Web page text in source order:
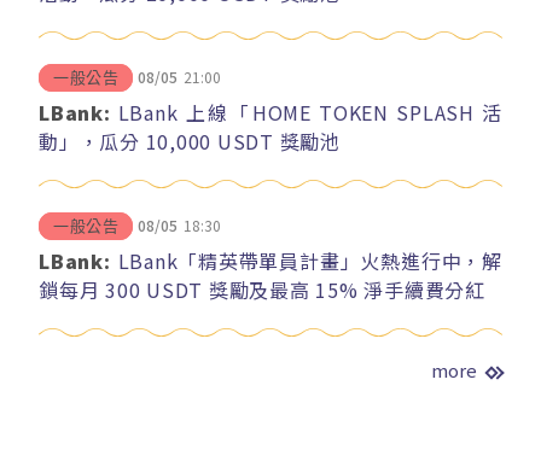
一般公告 08/05 21:00
LBank: LBank 上線「HOME TOKEN SPLASH 活
動」，瓜分 10,000 USDT 獎勵池
一般公告 08/05 18:30
LBank: LBank「精英帶單員計畫」火熱進行中，解
鎖每月 300 USDT 獎勵及最高 15% 淨手續費分紅
more